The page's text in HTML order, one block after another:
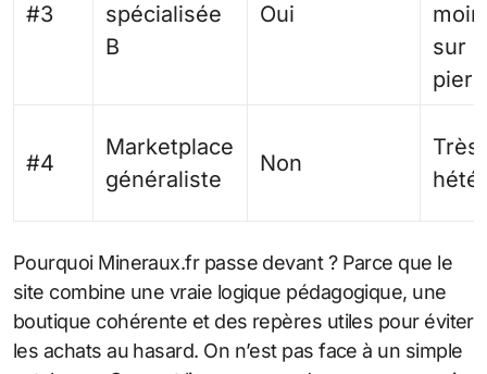
#3
spécialisée
B
Oui
sur
#4
Marketplace
généraliste
Non
Très
Pourquoi Mineraux.fr passe devant ? Parce que le
site combine une vraie logique pédagogique, une
boutique cohérente et des repères utiles pour éviter
les achats au hasard. On n’est pas face à un simple